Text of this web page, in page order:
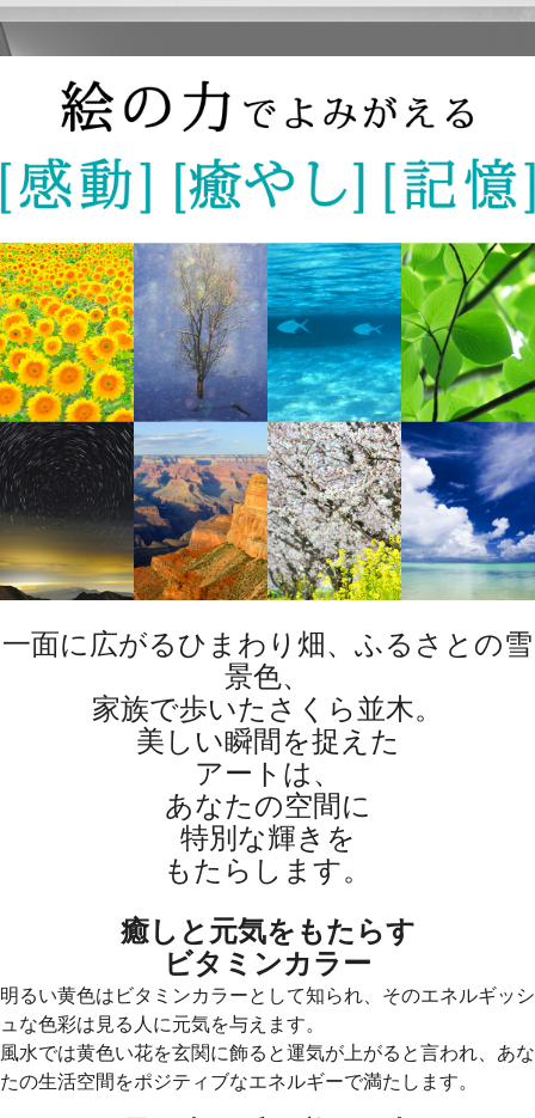
一面に広がるひまわり畑、ふるさとの雪
景色、
家族で歩いたさくら並木。
美しい瞬間を捉えた
アートは、
あなたの空間に
特別な輝きを
もたらします。
癒しと元気をもたらす
ビタミンカラー
明るい黄色はビタミンカラーとして知られ、そのエネルギッシ
ュな色彩は見る人に元気を与えます。
風水では黄色い花を玄関に飾ると運気が上がると言われ、あな
たの生活空間をポジティブなエネルギーで満たします。